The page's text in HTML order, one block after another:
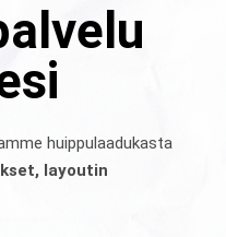
huippulaadukasta
layoutin